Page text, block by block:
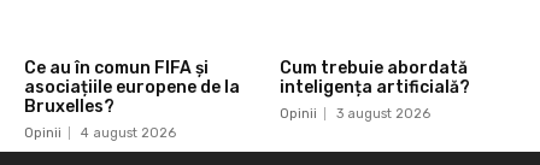
Ce au în comun FIFA și
asociațiile europene de la
Bruxelles?
Opinii 4 august 2026
Cum trebuie abordată
inteligența artificială?
Opinii 3 august 2026